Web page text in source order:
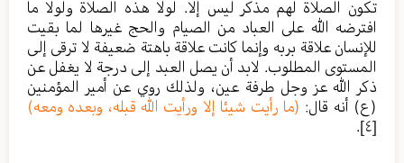
تكون الصلاة لهم مذكر ليس إلا. لولا هذه الصلاة ولولا ما
افترضه الله على العباد من الصيام والحج غيرها لما بقيت
للإنسان علاقة بربه وإنما كانت علاقة باهتة ضعيفة لا ترقى إلى
المستوى المطلوب. لابد أن يصل العبد إلى درجة لا يغفل عن
ذكر الله عز وجل طرفة عين، ولذلك روي عن أمير المؤمنين
(ع) أنه قال: (ما رأيت شيئا إلا ورأيت الله قبله، وبعده ومعه)
[٤]
.